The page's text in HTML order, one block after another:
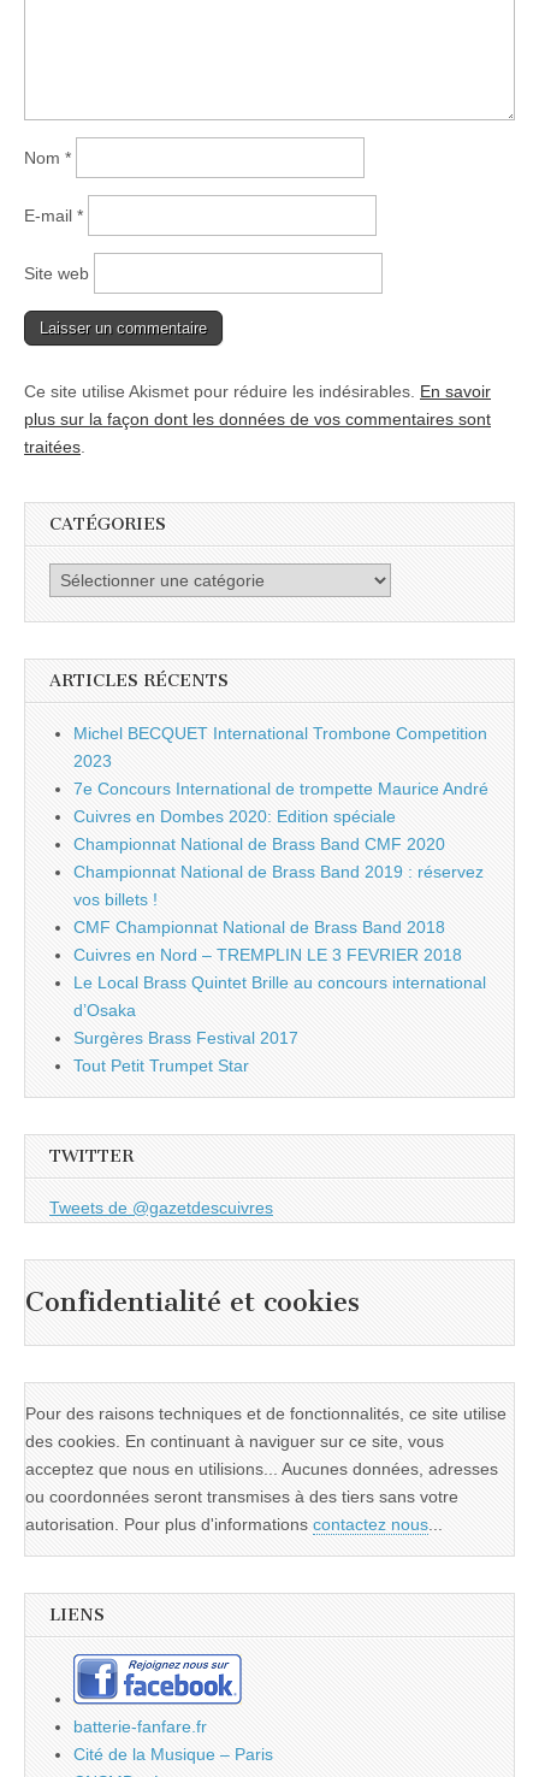
Nom *
E-mail *
Site web
Ce site utilise Akismet pour réduire les indésirables. En savoir
plus sur la façon dont les données de vos commentaires sont
traitées.
CATÉGORIES
Catégories
ARTICLES RÉCENTS
Michel BECQUET International Trombone Competition
2023
7e Concours International de trompette Maurice André
Cuivres en Dombes 2020: Edition spéciale
Championnat National de Brass Band CMF 2020
Championnat National de Brass Band 2019 : réservez
vos billets !
CMF Championnat National de Brass Band 2018
Cuivres en Nord – TREMPLIN LE 3 FEVRIER 2018
Le Local Brass Quintet Brille au concours international
d’Osaka
Surgères Brass Festival 2017
Tout Petit Trumpet Star
TWITTER
Tweets de @gazetdescuivres
Confidentialité et cookies
Pour des raisons techniques et de fonctionnalités, ce site utilise
des cookies. En continuant à naviguer sur ce site, vous
acceptez que nous en utilisions... Aucunes données, adresses
ou coordonnées seront transmises à des tiers sans votre
autorisation. Pour plus d'informations contactez nous
LIENS
batterie-fanfare.fr
Cité de la Musique – Paris